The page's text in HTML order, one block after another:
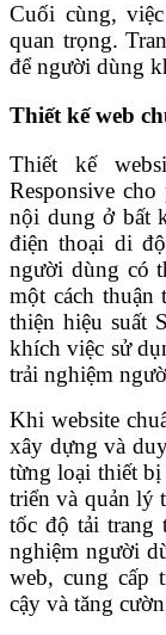
Cuối cùng,
quan trọng.
để người dùng
Thiết kế web
Thiết kế
Responsive
nội dung ở bất
điện thoại di
người dùng có
một cách thuận
thiện hiệu suất
khích việc sử
trải nghiệm
Khi website
xây dựng và
từng loại thiết
triển và quản lý
tốc độ tải trang
nghiệm người
web, cung cấp
cậy và tăng